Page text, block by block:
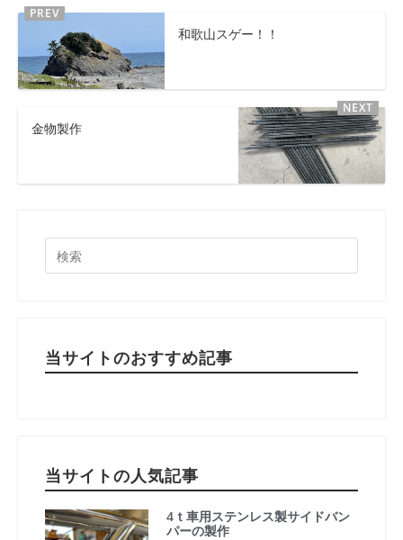
和歌山スゲー！！
金物製作
当サイトのおすすめ記事
当サイトの人気記事
4ｔ車用ステンレス製サイドバン
パーの製作